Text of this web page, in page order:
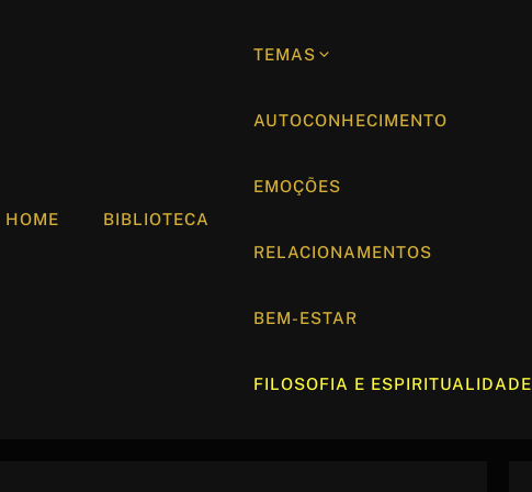
HOME BIBLIOTECA
TEMAS
AUTOCONHECIMENTO
EMOÇÕES
RELACIONAMENTOS
BEM-ESTAR
FILOSOFIA E ESPIRITUALIDADE